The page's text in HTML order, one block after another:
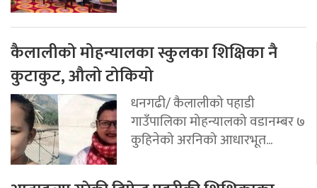
कैलालीको मोहन्यालका स्कुलका शिक्षिका नै
कुटाकुट, औलो टोकियो
धनगढी/ कैलालीको पहाडी
गाउँपालिका मोहन्यालको वडानम्बर ७
कुहिनेको अरनिको आधारभूत...